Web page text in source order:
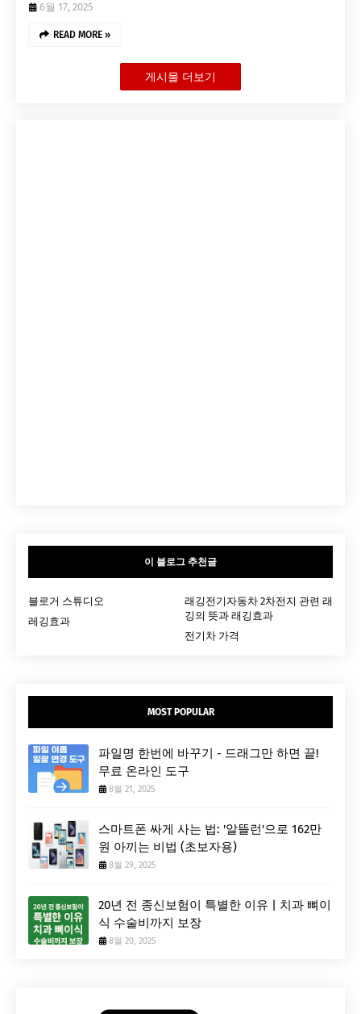
6월 17, 2025
READ MORE »
게시물 더보기
이 블로그 추천글
블로거 스튜디오
래깅전기자동차 2차전지 관련 래
깅의 뜻과 래깅효과
레깅효과
전기차 가격
MOST POPULAR
파일명 한번에 바꾸기 - 드래그만 하면 끝!
무료 온라인 도구
8월 21, 2025
스마트폰 싸게 사는 법: '알뜰런'으로 162만
원 아끼는 비법 (초보자용)
8월 29, 2025
20년 전 종신보험이 특별한 이유 | 치과 뼈이
식 수술비까지 보장
8월 20, 2025